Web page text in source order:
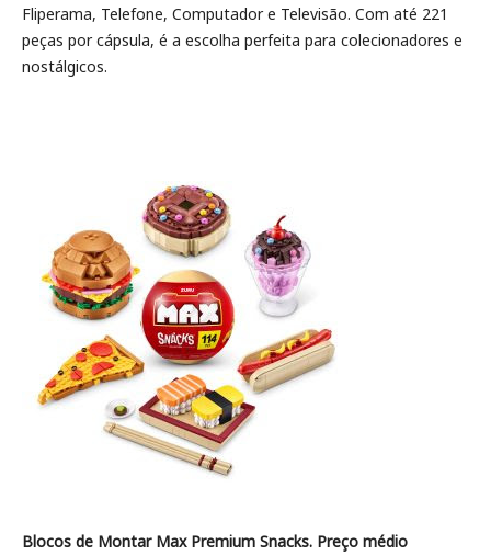
Fliperama, Telefone, Computador e Televisão. Com até 221
peças por cápsula, é a escolha perfeita para colecionadores e
nostálgicos.
Blocos de Montar Max Premium Snacks. Preço médio